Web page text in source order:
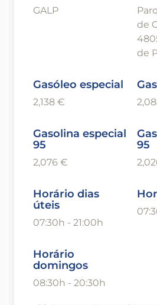
GALP
de
de
Gasóleo especial
2,138 €
Gasolina especial
95
2,076 €
95
Horário dias
úteis
07:30h - 21:00h
Horário
domingos
08:30h - 20:30h